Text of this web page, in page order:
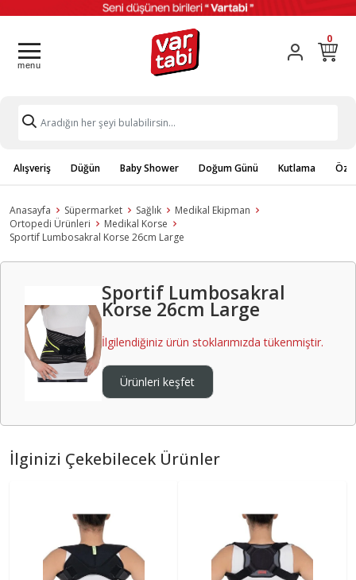
0
Alışveriş Düğün Baby Shower Doğum Günü Kutlama
Anasayfa Süpermarket Sağlık
Medikal Ekipman
Ortopedi Ürünleri
Medikal Korse
Sportif Lumbosakral Korse 26cm Large
Sportif Lumbosakral
Korse 26cm Large
İlgilendiğiniz ürün stoklarımızda tükenmiştir.
Ürünleri keşfet
İlginizi Çekebilecek Ürünler